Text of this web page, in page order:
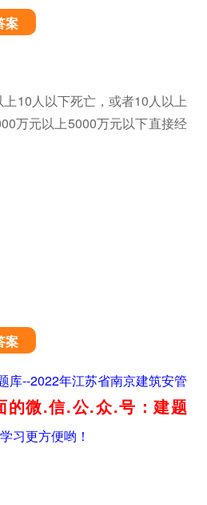
案
10人以下死亡，或者10人以上
万元以上5000万元以下直接经
案
库--2022年江苏省南京建筑安管
的微.信.公.众.号：建题
习更方便哟！